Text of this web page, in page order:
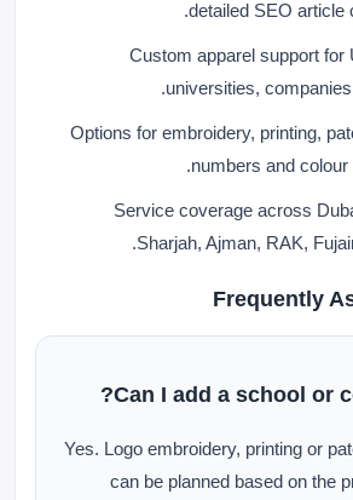
detailed SEO article
Custom apparel support for
universities,
Options for embroidery, printing,
numbers and colour
Service coverage across
Sharjah, Ajman, RAK,
Frequently
Can I add a school or
Yes. Logo embroidery, printing or
can be planned based on the